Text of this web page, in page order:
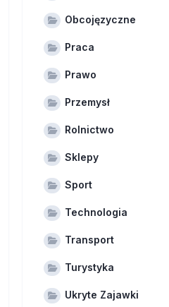
Obcojęzyczne
Praca
Prawo
Przemysł
Rolnictwo
Sklepy
Sport
Technologia
Transport
Turystyka
Ukryte Zajawki